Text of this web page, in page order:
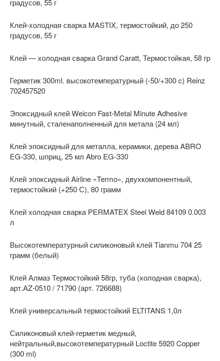
градусов, 55 г
Клей-холодная сварка MASTIX, термостойкий, до 250
градусов, 55 г
Клей — холодная сварка Grand Caratt, Термостойкая, 58 гр
Герметик 300ml. высокотемпературный (-50/+300 c) Reinz
702457520
Эпоксидный клей Weicon Fast-Metal Minute Adhesive
минутный, сталенаполненный для метала (24 мл)
Клей эпоксидный для металла, керамики, дерева ABRO
EG-330, шприц, 25 мл Abro EG-330
Клей эпоксидный Airline «Termo», двухкомпонентный,
термостойкий (+250 С), 80 грамм
Клей холодная сварка PERMATEX Steel Weld 84109 0.003
л
Высокотемпературный силиконовый клей Tianmu 704 25
грамм (белый)
Клей Алмаз Термостойкий 58гр, туба (холодная сварка),
арт.АZ-0510 / 71790 (арт. 726688)
Клей универсальный термостойкий ELTITANS 1,0л
Силиконовый клей-герметик медный,
нейтральный,высокотемпературный Loctite 5920 Copper
(300 ml)